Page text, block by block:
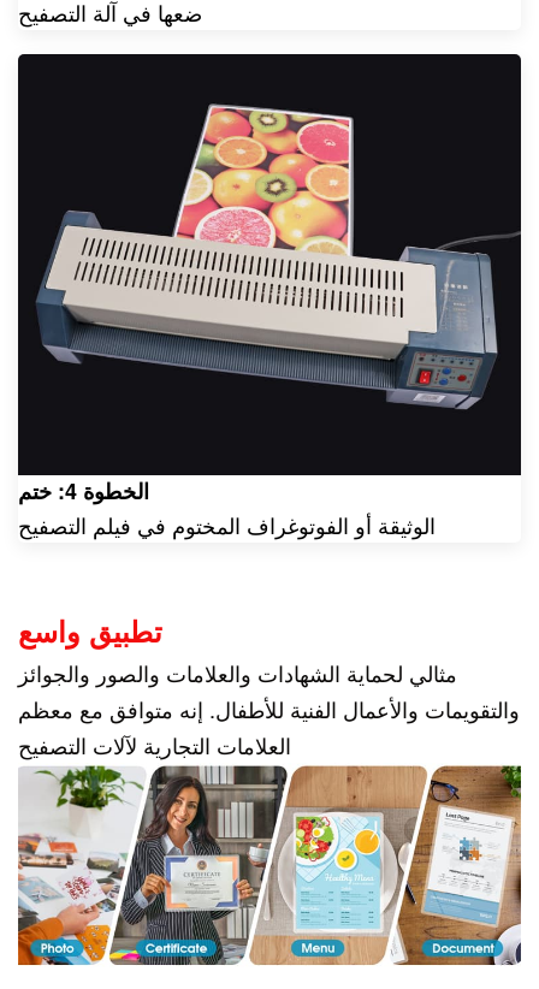
ضعها في آلة التصفيح
الخطوة 4: ختم
الوثيقة أو الفوتوغراف المختوم في فيلم التصفيح
تطبيق واسع
مثالي لحماية الشهادات والعلامات والصور والجوائز
والتقويمات والأعمال الفنية للأطفال. إنه متوافق مع معظم
العلامات التجارية لآلات التصفيح